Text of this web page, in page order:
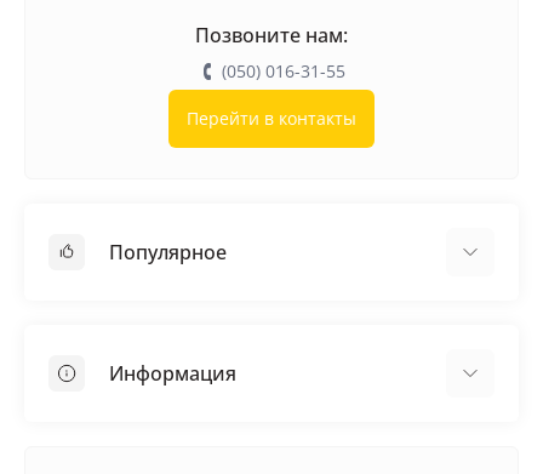
Позвоните нам:
(050) 016-31-55
Перейти в контакты
Популярное
Самовыравнивающая смесь
Информация